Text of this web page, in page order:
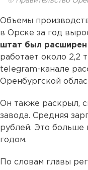
Объемы
в Орске за год
штат был расширен
работает около 2,2
telegram-канале
Оренбургской
Он также раскрыл,
завода. Средняя
рублей. Это больше
годом.
По словам главы